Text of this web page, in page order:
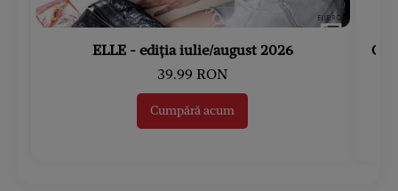
ELLE - ediția iulie/august 2026
39.99 RON
Cumpără acum